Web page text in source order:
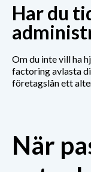
Har du
Om du inte vill ha
factoring avlasta
företagslån ett
När